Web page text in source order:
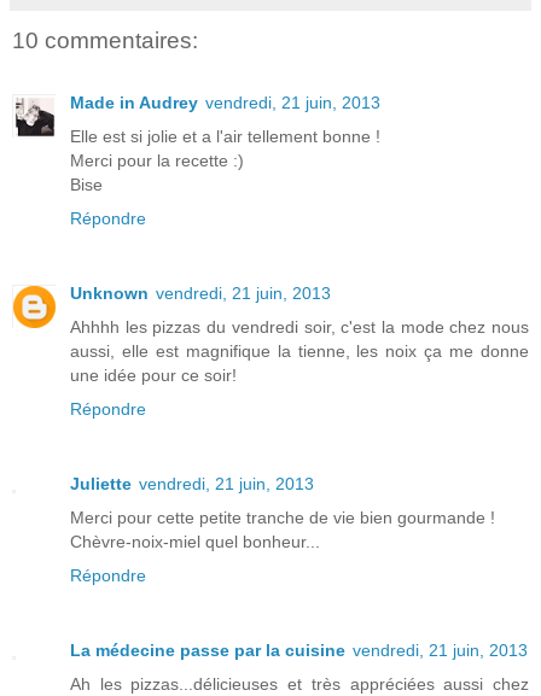
10 commentaires:
Made in Audrey vendredi, 21 juin, 2013
Elle est si jolie et a l'air tellement bonne !
Merci pour la recette :)
Bise
Répondre
Unknown vendredi, 21 juin, 2013
Ahhhh les pizzas du vendredi soir, c'est la mode chez nous
aussi, elle est magnifique la tienne, les noix ça me donne
une idée pour ce soir!
Répondre
Juliette vendredi, 21 juin, 2013
Merci pour cette petite tranche de vie bien gourmande !
Chèvre-noix-miel quel bonheur...
Répondre
La médecine passe par la cuisine vendredi, 21 juin, 2013
Ah les pizzas...délicieuses et très appréciées aussi chez